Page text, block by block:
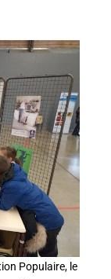
Populaire, le